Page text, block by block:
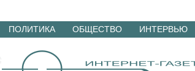
Перейти
материалам
ПОЛИТИКА ОБЩЕСТВО ИНТЕРВЬЮ